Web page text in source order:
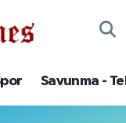
Savunma -